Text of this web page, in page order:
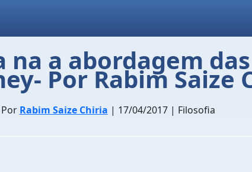
a abordagem
Por Rabim Saize
Por Rabim Saize Chiria | 17/04/2017 | Filosofia